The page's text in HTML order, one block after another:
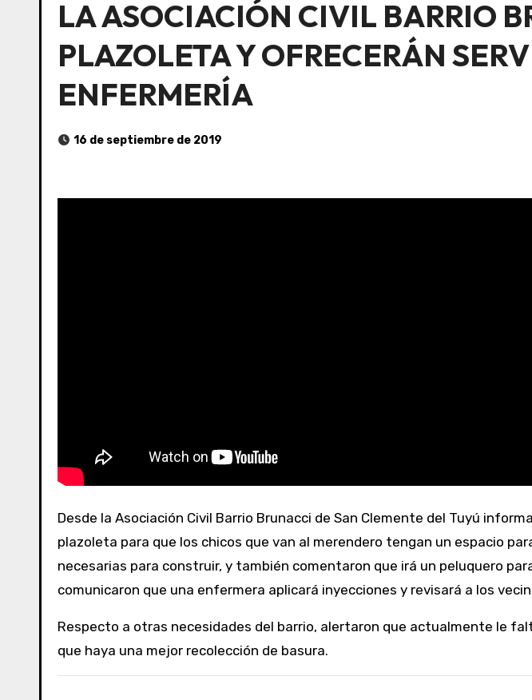
LA ASOCIACIÓN CIVIL BARRIO
PLAZOLETA Y OFRECERÁN
ENFERMERÍA
16 de septiembre de 2019
Desde la Asociación Civil Barrio Brunacci de San Clemente del Tuyú informaron sobre distintos proyectos para mejorar el barrio: en principio harán una
plazoleta para que los chicos que van al merendero tengan un espacio
necesarias para construir, y también comentaron que irá un peluquero
comunicaron que una enfermera aplicará inyecciones y revisará a los
Respecto a otras necesidades del barrio, alertaron que actualmente le
que haya una mejor recolección de basura.